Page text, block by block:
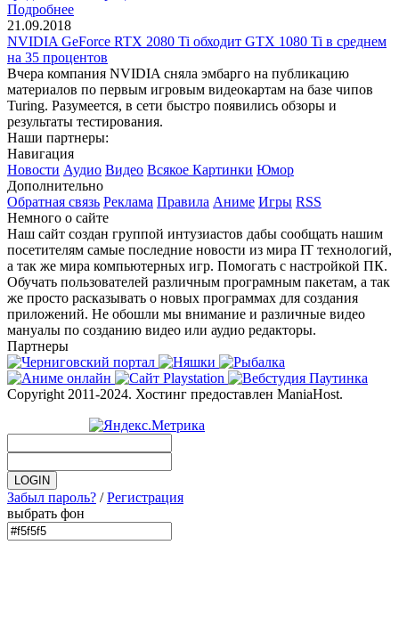
Подробнее
21.09.2018
NVIDIA GeForce RTX 2080 Ti обходит GTX 1080 Ti в среднем
на 35 процентов
Вчера компания NVIDIA сняла эмбарго на публикацию
материалов по первым игровым видеокартам на базе чипов
Turing. Разумеется, в сети быстро появились обзоры и
результаты тестирования.
Наши партнеры:
Навигация
Новости Аудио Видео Всякое Картинки Юмор
Дополнительно
Обратная связь Реклама Правила Аниме Игры RSS
Немного о сайте
Наш сайт создан группой интузиастов дабы сообщать нашим
посетителям самые последние новости из мира IT технологий,
а так же мира компьютерных игр. Помогать с настройкой ПК.
Обучать пользователей различным програмным пакетам, а так
же просто расказывать о новых программах для создания
приложений. Не обошли мы внимание и различные видео
мануалы по созданию видео или аудио редакторы.
Партнеры
Copyright 2011-2024. Хостинг предоставлен ManiaHost.
Забыл пароль? /Регистрация
выбрать фон